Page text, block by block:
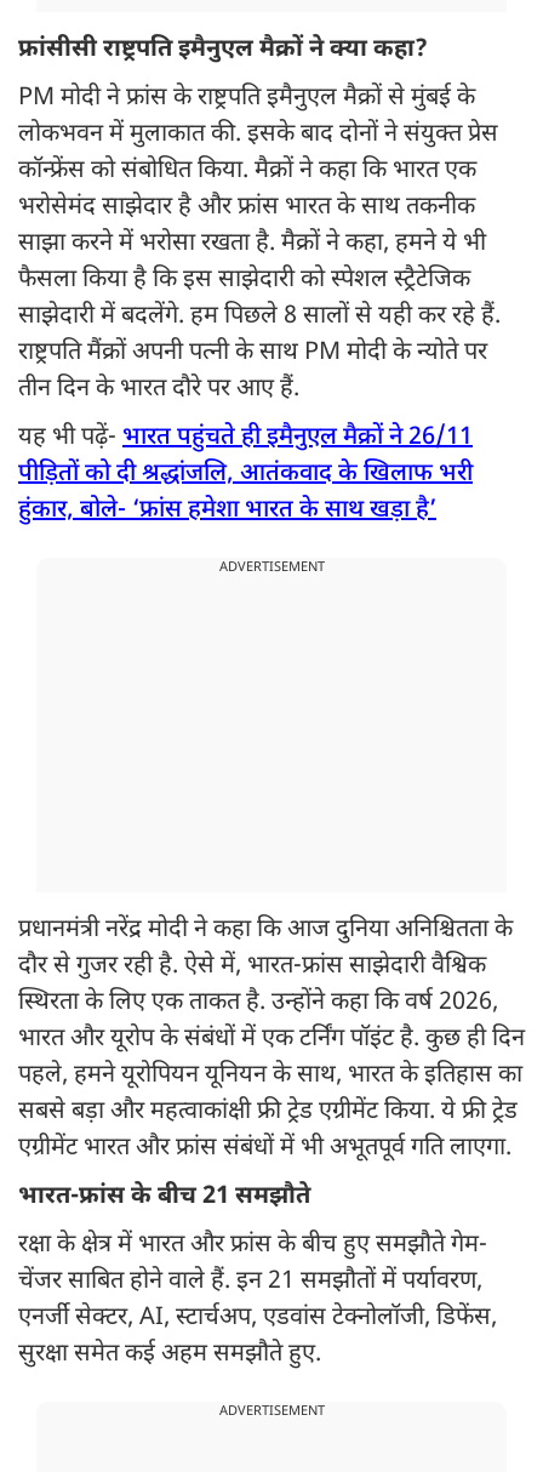
फ्रांसीसी राष्ट्रपति इमैनुएल मैक्रों ने क्या कहा?
PM मोदी ने फ्रांस के राष्ट्रपति इमैनुएल मैक्रों से मुंबई के
लोकभवन में मुलाकात की. इसके बाद दोनों ने संयुक्त प्रेस
कॉन्फ्रेंस को संबोधित किया. मैक्रों ने कहा कि भारत एक
भरोसेमंद साझेदार है और फ्रांस भारत के साथ तकनीक
साझा करने में भरोसा रखता है. मैक्रों ने कहा, हमने ये भी
फैसला किया है कि इस साझेदारी को स्पेशल स्ट्रैटेजिक
साझेदारी में बदलेंगे. हम पिछले 8 सालों से यही कर रहे हैं.
राष्ट्रपति मैंक्रों अपनी पत्नी के साथ PM मोदी के न्योते पर
तीन दिन के भारत दौरे पर आए हैं.
यह भी पढ़ें- भारत पहुंचते ही इमैनुएल मैक्रों ने 26/11
पीड़ितों को दी श्रद्धांजलि, आतंकवाद के खिलाफ भरी
हुंकार, बोले- ‘फ्रांस हमेशा भारत के साथ खड़ा है’
ADVERTISEMENT
प्रधानमंत्री नरेंद्र मोदी ने कहा कि आज दुनिया अनिश्चितता के
दौर से गुजर रही है. ऐसे में, भारत-फ्रांस साझेदारी वैश्विक
स्थिरता के लिए एक ताकत है. उन्होंने कहा कि वर्ष 2026,
भारत और यूरोप के संबंधों में एक टर्निंग पॉइंट है. कुछ ही दिन
पहले, हमने यूरोपियन यूनियन के साथ, भारत के इतिहास का
सबसे बड़ा और महत्वाकांक्षी फ्री ट्रेड एग्रीमेंट किया. ये फ्री ट्रेड
एग्रीमेंट भारत और फ्रांस संबंधों में भी अभूतपूर्व गति लाएगा.
भारत-फ्रांस के बीच 21 समझौते
रक्षा के क्षेत्र में भारत और फ्रांस के बीच हुए समझौते गेम-
चेंजर साबित होने वाले हैं. इन 21 समझौतों में पर्यावरण,
एनर्जी सेक्टर, AI, स्टार्चअप, एडवांस टेक्नोलॉजी, डिफेंस,
सुरक्षा समेत कई अहम समझौते हुए.
ADVERTISEMENT